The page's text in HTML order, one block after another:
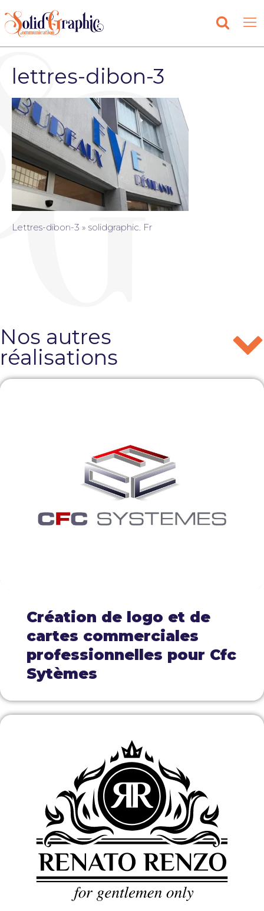
lettres-dibon-3
Lettres-dibon-3 » solidgraphic. Fr
Nos autres
réalisations
Création de logo et de
cartes commerciales
professionnelles pour Cfc
Sytèmes